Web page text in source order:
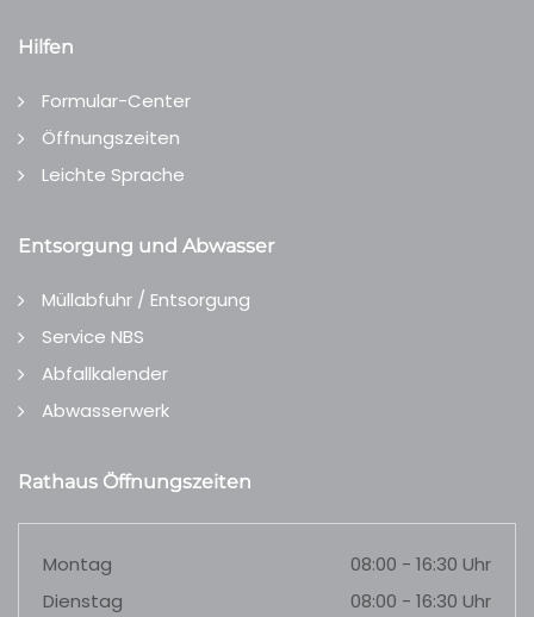
Hilfen
Formular-Center
Öffnungszeiten
Leichte Sprache
Entsorgung und Abwasser
Müllabfuhr / Entsorgung
Service NBS
Abfallkalender
Abwasserwerk
Rathaus Öffnungszeiten
Montag
08:00 - 16:30 Uhr
Dienstag
08:00 - 16:30 Uhr